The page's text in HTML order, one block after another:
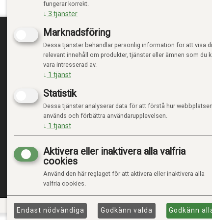
TRENDTOYS.SE
OM TRENDTOYS
fungerar korrekt.
↓ 3 tjänster
Marknadsföring
Dessa tjänster behandlar personlig information för att visa
relevant innehåll om produkter, tjänster eller ämnen som du
vara intresserad av.
↓ 1 tjänst
Statistik
Dessa tjänster analyserar data för att förstå hur webbplatsen
används och förbättra användarupplevelsen.
↓ 1 tjänst
Aktivera eller inaktivera alla valfria
cookies
Använd den här reglaget för att aktivera eller inaktivera alla
valfria cookies.
Endast nödvändiga Godkänn valda Godkänn